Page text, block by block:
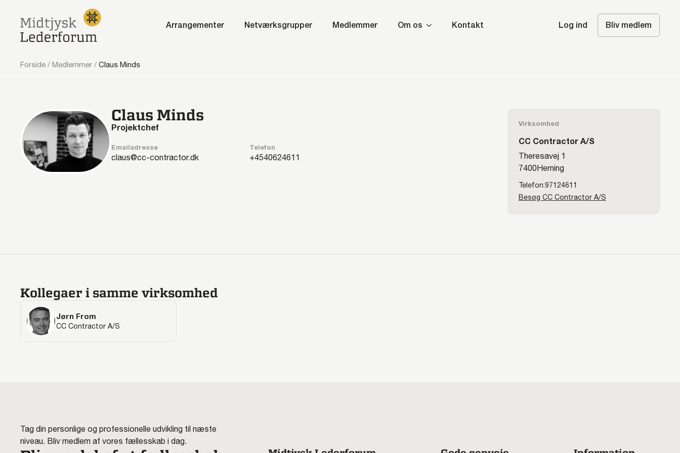
Arrangementer Netværksgrupper Medlemmer Om os Kontakt Log ind Bliv medlem
Forside / Medlemmer / Claus Minds
Claus Minds
Projektchef
Emailadresse
claus@cc-contractor.dk
Telefon
40624611
Virksomhed
CC Contractor A/S
Theresavej 1
7400Herning
97124611
Besøg CC Contractor A/S
Kollegaer i samme virksomhed
Jørn From
CC Contractor A/S
Tag din personlige og professionelle udvikling til næste
niveau. Bliv medlem af vores fællesskab i dag.